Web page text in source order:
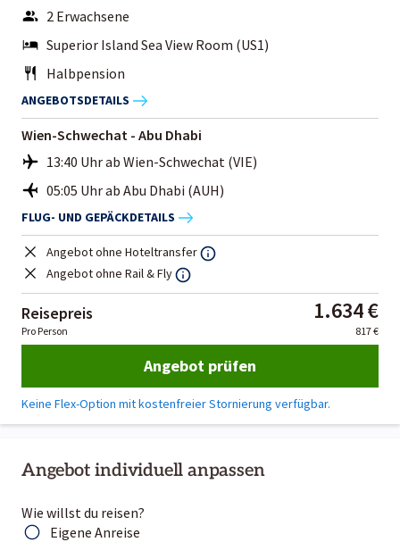
Angebot individuell anpassen
Wie willst du reisen?
Eigene Anreise
2 Erwachsene
Superior Island Sea View Room (US1)
Halbpension
ANGEBOTSDETAILS
Wien-Schwechat - Abu Dhabi
13:40 Uhr ab Wien-Schwechat (VIE)
05:05 Uhr ab Abu Dhabi (AUH)
FLUG- UND GEPÄCKDETAILS
Angebot ohne Hoteltransfer
Angebot ohne Rail & Fly
Reisepreis 1.634 €
Pro Person 817 €
Angebot prüfen
Keine Flex-Option mit kostenfreier Stornierung verfügbar.